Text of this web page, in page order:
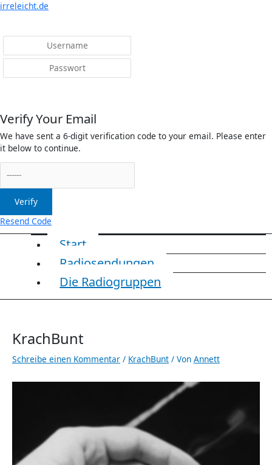
irreleicht.de
Verify Your Email
We have sent a 6-digit verification code to your email. Please enter
it below to continue.
Verify
Resend Code
Menü
Start
Radiosendungen
Die Radiogruppen
KrachBunt
Schreibe einen Kommentar / KrachBunt / Von Annett